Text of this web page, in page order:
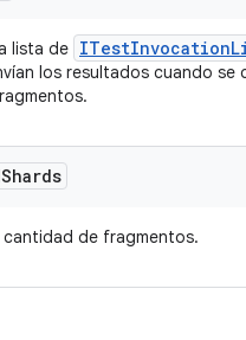
lista de ITestInvocation
los resultados cuando se
Shards
cantidad de fragmentos.